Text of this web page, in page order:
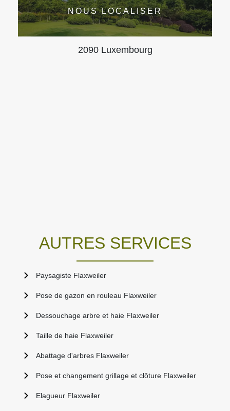
NOUS LOCALISER
2090 Luxembourg
AUTRES SERVICES
Paysagiste Flaxweiler
Pose de gazon en rouleau Flaxweiler
Dessouchage arbre et haie Flaxweiler
Taille de haie Flaxweiler
Abattage d'arbres Flaxweiler
Pose et changement grillage et clôture Flaxweiler
Elagueur Flaxweiler